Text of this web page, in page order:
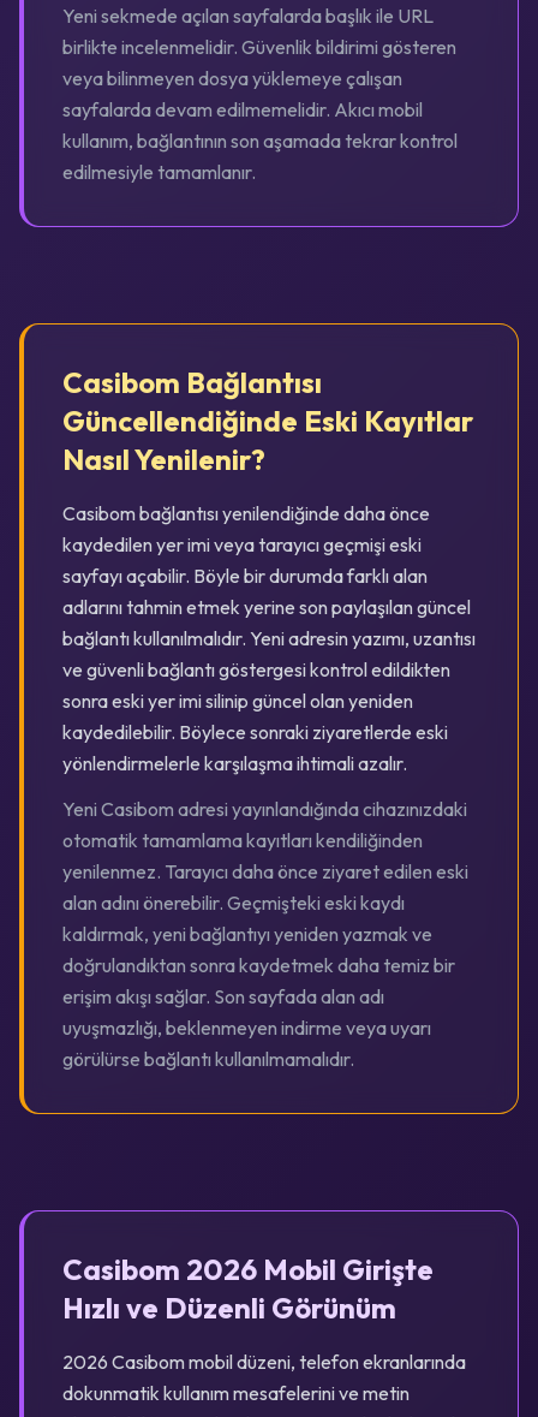
Yeni sekmede açılan sayfalarda başlık ile URL
birlikte incelenmelidir. Güvenlik bildirimi gösteren
veya bilinmeyen dosya yüklemeye çalışan
sayfalarda devam edilmemelidir. Akıcı mobil
kullanım, bağlantının son aşamada tekrar kontrol
edilmesiyle tamamlanır.
Casibom Bağlantısı
Güncellendiğinde Eski Kayıtlar
Nasıl Yenilenir?
Casibom bağlantısı yenilendiğinde daha önce
kaydedilen yer imi veya tarayıcı geçmişi eski
sayfayı açabilir. Böyle bir durumda farklı alan
adlarını tahmin etmek yerine son paylaşılan güncel
bağlantı kullanılmalıdır. Yeni adresin yazımı, uzantısı
ve güvenli bağlantı göstergesi kontrol edildikten
sonra eski yer imi silinip güncel olan yeniden
kaydedilebilir. Böylece sonraki ziyaretlerde eski
yönlendirmelerle karşılaşma ihtimali azalır.
Yeni Casibom adresi yayınlandığında cihazınızdaki
otomatik tamamlama kayıtları kendiliğinden
yenilenmez. Tarayıcı daha önce ziyaret edilen eski
alan adını önerebilir. Geçmişteki eski kaydı
kaldırmak, yeni bağlantıyı yeniden yazmak ve
doğrulandıktan sonra kaydetmek daha temiz bir
erişim akışı sağlar. Son sayfada alan adı
uyuşmazlığı, beklenmeyen indirme veya uyarı
görülürse bağlantı kullanılmamalıdır.
Casibom 2026 Mobil Girişte
Hızlı ve Düzenli Görünüm
2026 Casibom mobil düzeni, telefon ekranlarında
dokunmatik kullanım mesafelerini ve metin